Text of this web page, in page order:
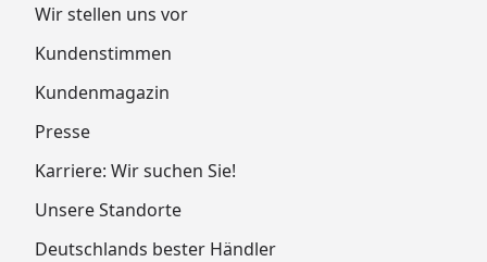
Wir stellen uns vor
Kundenstimmen
Kundenmagazin
Presse
Karriere: Wir suchen Sie!
Unsere Standorte
Deutschlands bester Händler